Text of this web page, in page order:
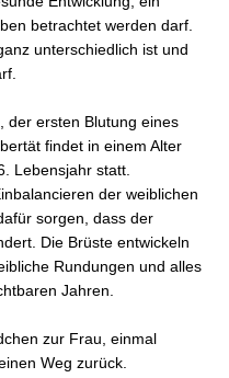
betrachtet werden darf.
unterschiedlich ist und
der ersten Blutung eines
findet in einem Alter
Lebensjahr statt.
der weiblichen
sorgen, dass der
Die Brüste entwickeln
Rundungen und alles
Jahren.
zur Frau, einmal
Weg zurück.